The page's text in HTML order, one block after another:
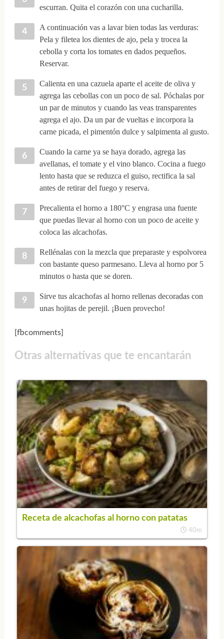
escurran. Quita el corazón con una cucharilla.
A continuación vas a lavar bien todas las verduras:
Pela y filetea los dientes de ajo, pela y trocea la
cebolla y corta los tomates en dados pequeños.
Reservar.
Calienta en una cazuela aparte el aceite de oliva y
agrega las cebollas con un poco de sal. Póchalas por
un par de minutos y cuando las veas transparentes
agrega el ajo. Da un par de vueltas e incorpora la
carne picada, el pimentón dulce y salpimenta al gusto.
Cuando la carne ya se haya dorado, agrega las
avellanas, el tomate y el vino blanco. Cocina a fuego
lento hasta que se reduzca el guiso, rectifica la sal
antes de retirar del fuego y reserva.
Precalienta el horno a 180°C y engrasa una fuente
que puedas llevar al horno con un poco de aceite y
coloca las alcachofas.
Rellénalas con la mezcla que preparaste y espolvorea
con bastante queso parmesano. Lleva al horno por 5
minutos o hasta que se doren.
Sirve tus alcachofas al horno rellenas decoradas con
unas hojitas de perejil. ¡Buen provecho!
[fbcomments]
Otras alternativas que te encantarán
Receta de alcachofas al horno con patatas
40m